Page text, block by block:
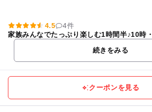
4.5
4件
家族みんなでたっぷり楽しむ1時間半♪10時
続きをみる
クーポンを見る